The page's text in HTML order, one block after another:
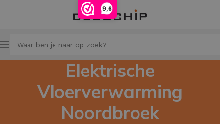
9,6
Elektrische
Vloerverwarming
Noordbroek